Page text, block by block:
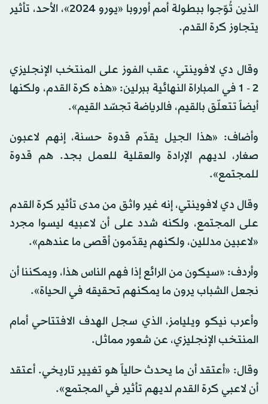
الذين تُوّجوا ببطولة أمم أوروبا «يورو 2024»، الأحد، تأثير
يتجاوز كرة القدم.
وقال دي لافوينتي، عقب الفوز على المنتخب الإنجليزي
2 - 1 في المباراة النهائية ببرلين: «هذه كرة القدم، ولكنها
أيضاً تتعلّق بالقيم، فالرياضة تجسّد القيم».
وأضاف: «هذا الجيل يقدّم قدوة حسنة، إنهم لاعبون
صغار، لديهم الإرادة والعقلية للعمل بجد. هم قدوة
للمجتمع».
وقال دي لافوينتي، إنه غير واثق من مدى تأثير كرة القدم
على المجتمع، ولكنه شدد على أن لاعبيه ليسوا مجرد
«لاعبين مدللين، ولكنهم يقدّمون أقصى ما عندهم».
وأردف: «سيكون من الرائع إذا فهم الناس هذا، ويمكننا أن
نجعل الشباب يرون ما يمكنهم تحقيقه في الحياة».
وأعرب نيكو ويليامز، الذي سجل الهدف الافتتاحي أمام
المنتخب الإنجليزي، عن شعور مماثل.
وقال: «أعتقد أن ما يحدث حالياً هو تغيير تاريخي. أعتقد
أن لاعبي كرة القدم لديهم تأثير في المجتمع».